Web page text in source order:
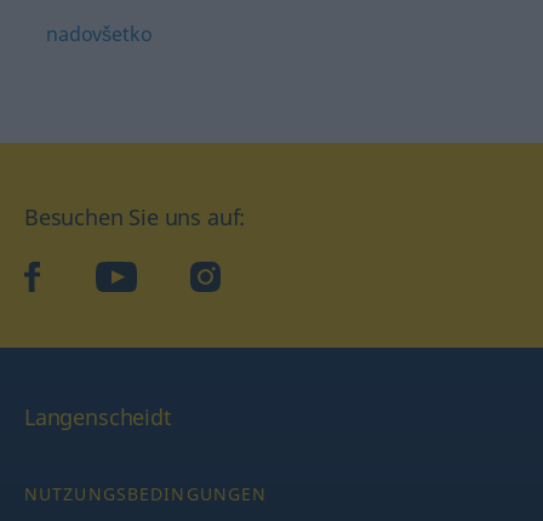
nadovšetko
Besuchen Sie uns auf:
facebookYouTube Instagram
Langenscheidt
NUTZUNGSBEDINGUNGEN